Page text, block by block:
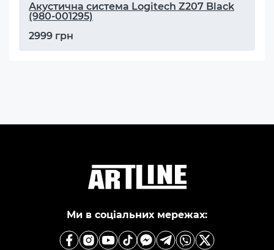
Акустична система Logitech Z207 Black
(980-001295)
2999 грн
Ми в соціальних мережах: